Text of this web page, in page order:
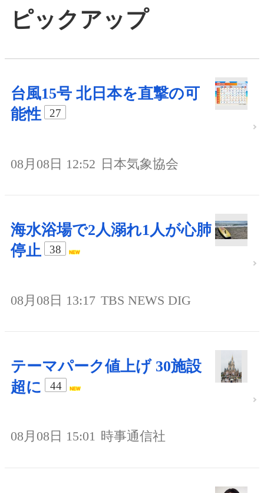
ピックアップ
台風15号 北日本を直撃の可
能性
27
08月08日 12:52 日本気象協会
海水浴場で2人溺れ1人が心肺
停止
38
08月08日 13:17 TBS NEWS DIG
テーマパーク値上げ 30施設
超に
44
08月08日 15:01 時事通信社